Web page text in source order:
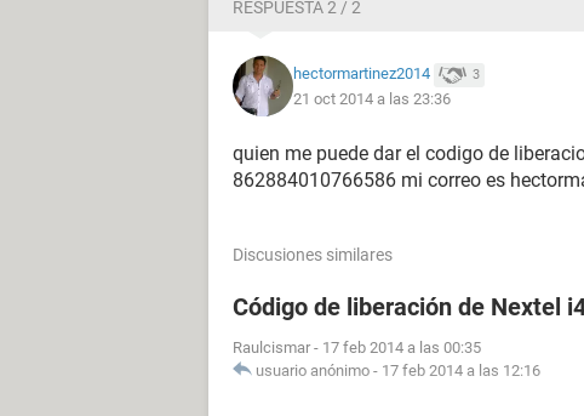
RESPUESTA 2 / 2
hectormartinez2014 3
21 oct 2014 a las 23:36
quien me puede dar el codigo de
862884010766586 mi correo es
Discusiones similares
Código de liberación de Nextel
Raulcismar - 17 feb 2014 a las 00:35
usuario anónimo - 17 feb 2014 a las 12:16